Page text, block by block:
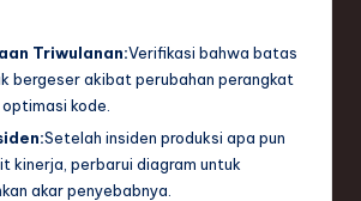
Triwulanan:Verifikasi bahwa batas
bergeser akibat perubahan perangkat
kode.
Setelah insiden produksi apa pun
kinerja, perbarui diagram untuk
akar penyebabnya.